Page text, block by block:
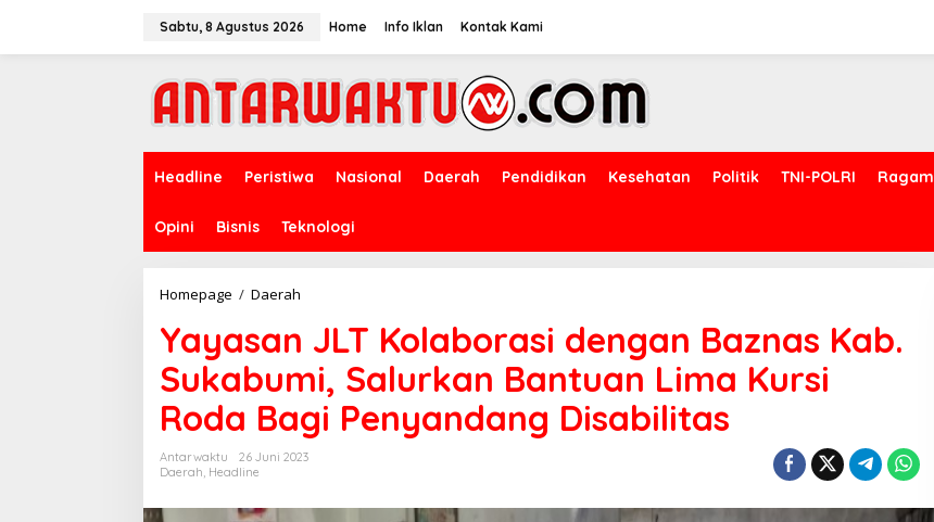
Sabtu, 8 Agustus 2026 Home Info Iklan Kontak Kami
Headline Peristiwa Nasional Daerah Pendidikan Kesehatan Politik TNI-POLRI Ragam
Opini Bisnis Teknologi
Homepage / Daerah
Kolaborasi
dengan
Baznas
Kab.
Sukabumi,
Salurkan
Bantuan
Roda
Yayasan JLT Kolaborasi dengan Baznas Kab.
Sukabumi, Salurkan Bantuan Lima Kursi
Roda Bagi Penyandang Disabilitas
Antarwaktu
26 Juni 2023
Daerah, Headline